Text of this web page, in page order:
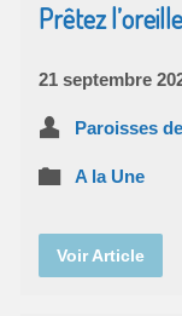
Prêtez
21 septembre
Paroisses
A la Une
Voir Article